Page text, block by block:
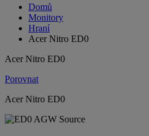
Domů
Monitory
Hraní
Acer Nitro ED0
Acer Nitro ED0
Porovnat
Acer Nitro ED0